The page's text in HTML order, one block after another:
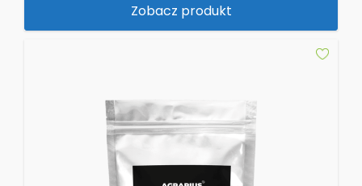
Zobacz produkt